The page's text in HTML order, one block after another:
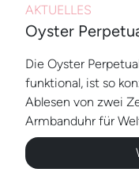
AKTUELLES
Oyster
Die Oyster
funktional, ist so
Ablesen von zwei
Armbanduhr für